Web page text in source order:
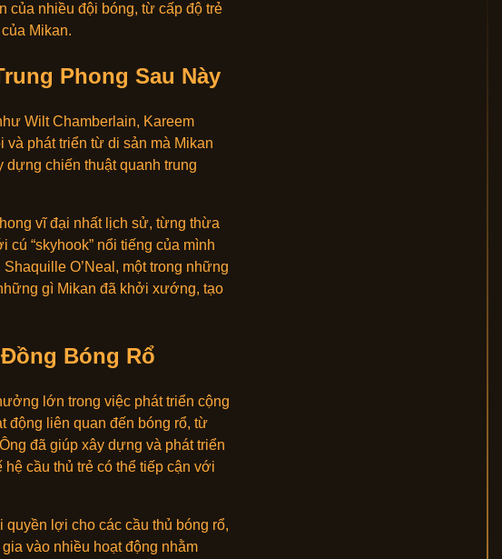
của nhiều đội bóng, từ cấp độ trẻ
Mikan.
Phong Sau Này
Wilt Chamberlain, Kareem
và phát triển từ di sản mà Mikan
chiến thuật quanh trung
vĩ đại nhất lịch sử, từng thừa
“skyhook” nổi tiếng của mình
O’Neal, một trong những
gì Mikan đã khởi xướng, tạo
Bóng Rổ
lớn trong việc phát triển cộng
động liên quan đến bóng rổ, từ
đã giúp xây dựng và phát triển
cầu thủ trẻ có thể tiếp cận với
lợi cho các cầu thủ bóng rổ,
vào nhiều hoạt động nhằm